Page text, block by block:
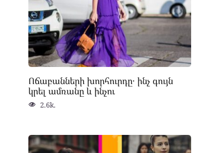
Ոճաբանների խորհուրդը․ ինչ գույն
կրել ամռանը և ինչու
2.6k.